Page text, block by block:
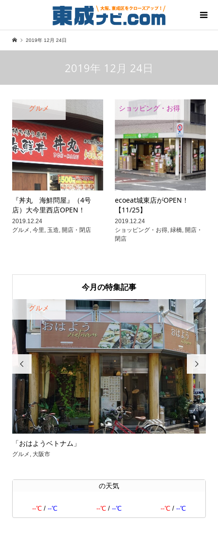
2019年 12月 24日
2019年 12月 24日
グルメ
『丼丸 海鮮問屋』（4号
店）大今里西店OPEN！
2019.12.24
グルメ 今里 玉造 開店・閉店
ショッピング・お得
ecoeat城東店がOPEN！
【11/25】
2019.12.24
ショッピング・お得 ,緑橋 ,開店・
閉店
今月の特集記事

「おはようベトナム」
グルメ , 大阪市
グルメ

の天気
--℃/ --℃ --℃/ --℃ --℃ /--℃